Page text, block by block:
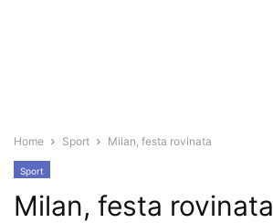
Home Sport Milan, festa rovinata
Sport
Milan, festa rovinata